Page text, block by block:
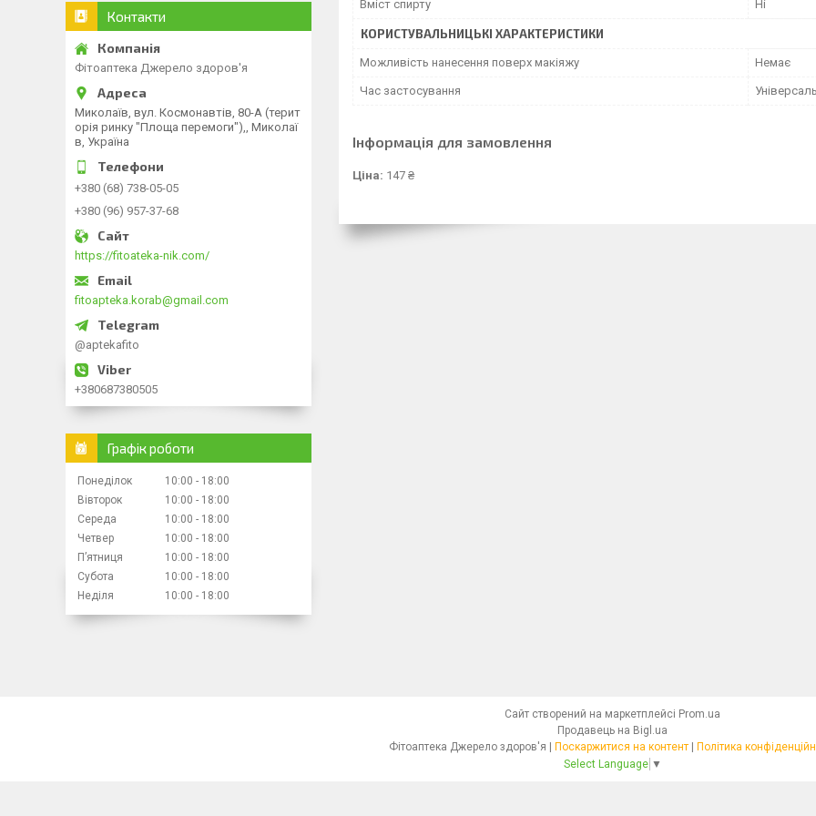
Вміст спирту Ні
КОРИСТУВАЛЬНИЦЬКІ ХАРАКТЕРИСТИКИ
Можливість нанесення поверх макіяжу Немає
Час застосування
Інформація для замовлення
Ціна: 147 ₴
Контакти
Фітоаптека Джерело здоров'я
Миколаїв, вул. Космонавтів, 80-А (терит
орія ринку "Площа перемоги"),, Миколаї
в, Україна
+380 (68) 738-05-05
+380 (96) 957-37-68
https://fitoateka-nik.com/
fitoapteka.korab@gmail.com
@aptekafito
+380687380505
Графік роботи
Понеділок 10:00
18:00
Вівторок
10:00
18:00
Середа
10:00
18:00
Четвер
10:00
18:00
Пʼятниця
10:00
18:00
Субота
10:00
18:00
Неділя
10:00 18:00
Сайт створений на маркетплейсі Prom.ua
Продавець на Bigl.ua
Поскаржитися на контент
Політика
Select Language ▼